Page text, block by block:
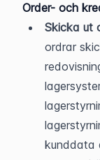
Order- och
Skicka ut
ordrar
kunddata